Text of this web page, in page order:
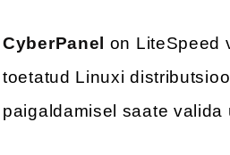
CyberPanel on LiteSpeed
toetatud Linuxi
paigaldamisel saate